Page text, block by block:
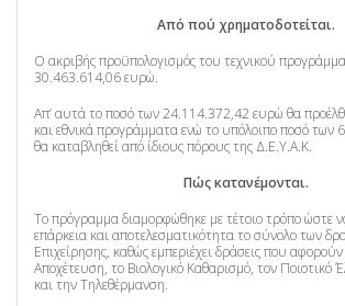
Από πού χρηματοδοτείται.
Ο ακριβής προϋπολογισμός του τεχνικού
30.463.614,06 ευρώ.
Απ’ αυτά το ποσό των 24.114.372,42 ευρώ θα
και εθνικά προγράμματα ενώ το υπόλοιπο ποσό
θα καταβληθεί από ίδιους πόρους της Δ.Ε.Υ.Α.Κ.
Πώς κατανέμονται.
Το πρόγραμμα διαμορφώθηκε με τέτοιο τρόπο ώστε
επάρκεια και αποτελεσματικότητα το σύνολο των
Επιχείρησης, καθώς εμπεριέχει δράσεις που
Αποχέτευση, το Βιολογικό Καθαρισμό, τον Ποιοτικό
και την Τηλεθέρμανση.